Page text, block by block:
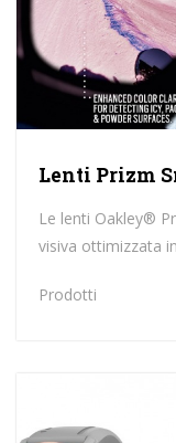
Lenti Prizm
Le lenti Oakley®
visiva ottimizzata
Prodotti